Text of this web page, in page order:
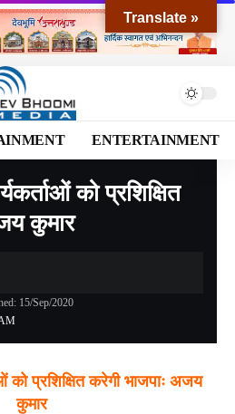
ENTERTAINMENT
>UTTARAKHAND>मंडल स्तर पर कार्यकर्ताओं को प्रशिक्षित करेगी भाजपाः अजय कुमार
को प्रशिक्षित
कुमार
15/Sep/2020
को प्रशिक्षित करेगी भाजपाः अजय
कुमार
Translate »